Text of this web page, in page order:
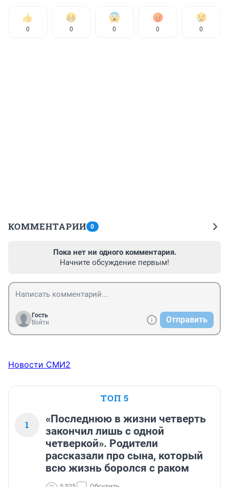
0 0 0 0 0
КОММЕНТАРИИ 0
Пока нет ни одного комментария.
Начните обсуждение первым!
Гость
Войти
Отправить
Новости СМИ2
ТОП 5
1
«Последнюю в жизни четверть
закончил лишь с одной
четверкой». Родители
рассказали про сына, который
всю жизнь боролся с раком